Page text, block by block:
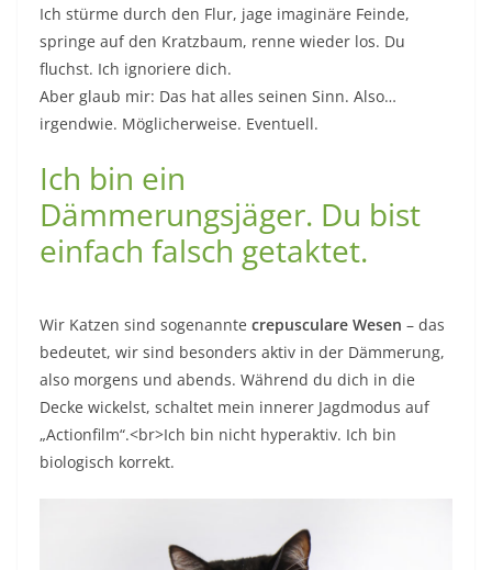
Ich stürme durch den Flur, jage imaginäre Feinde,
springe auf den Kratzbaum, renne wieder los. Du
fluchst. Ich ignoriere dich.
Aber glaub mir: Das hat alles seinen Sinn. Also…
irgendwie. Möglicherweise. Eventuell.
Ich bin ein
Dämmerungsjäger. Du bist
einfach falsch getaktet.
Wir Katzen sind sogenannte crepusculare Wesen – das
bedeutet, wir sind besonders aktiv in der Dämmerung,
also morgens und abends. Während du dich in die
Decke wickelst, schaltet mein innerer Jagdmodus auf
„Actionfilm“.<br>Ich bin nicht hyperaktiv. Ich bin
biologisch korrekt.